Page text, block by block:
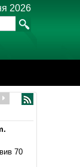
2026
70